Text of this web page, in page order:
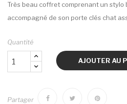
Très beau coffret comprenant un stylo
accompagné de son porte clés chat
Quantité
AJOUTER AU
Partager